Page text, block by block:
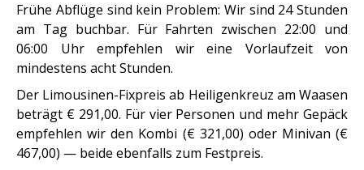
Frühe Abflüge sind kein Problem: Wir sind 24 Stunden
am Tag buchbar. Für Fahrten zwischen 22:00 und
06:00 Uhr empfehlen wir eine Vorlaufzeit von
mindestens acht Stunden.
Der Limousinen-Fixpreis ab Heiligenkreuz am Waasen
beträgt € 291,00. Für vier Personen und mehr Gepäck
empfehlen wir den Kombi (€ 321,00) oder Minivan (€
467,00) — beide ebenfalls zum Festpreis.